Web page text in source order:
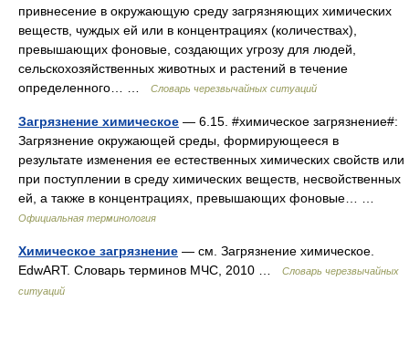
привнесение в окружающую среду загрязняющих химических
веществ, чуждых ей или в концентрациях (количествах),
превышающих фоновые, создающих угрозу для людей,
сельскохозяйственных животных и растений в течение
определенного… …
Словарь черезвычайных ситуаций
Загрязнение химическое — 6.15. #химическое загрязнение#:
Загрязнение окружающей среды, формирующееся в
результате изменения ее естественных химических свойств или
при поступлении в среду химических веществ, несвойственных
ей, а также в концентрациях, превышающих фоновые… …
Официальная терминология
Химическое загрязнение — см. Загрязнение химическое.
EdwART. Словарь терминов МЧС, 2010 …
Словарь черезвычайных
ситуаций